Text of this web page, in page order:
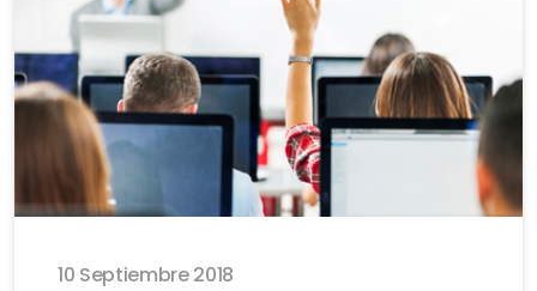
10 Septiembre 2018